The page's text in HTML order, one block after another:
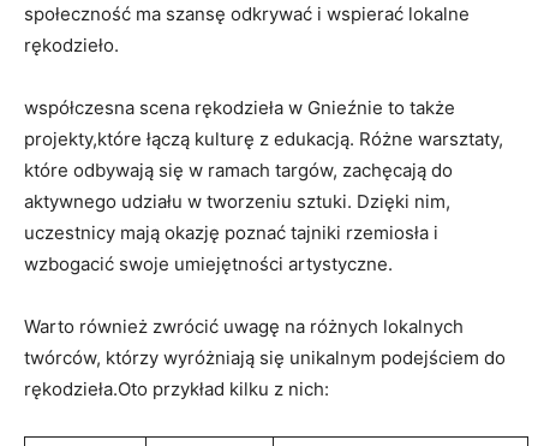
społeczność ma szansę odkrywać i wspierać lokalne
rękodzieło.
współczesna scena rękodzieła w Gnieźnie to także‍
projekty,które łączą​ kulturę z edukacją.‌ Różne warsztaty,‌
które odbywają się w ramach targów, zachęcają do
aktywnego udziału ‍w‌ tworzeniu sztuki. Dzięki ​nim,
uczestnicy mają okazję poznać tajniki rzemiosła i
wzbogacić swoje umiejętności ‍artystyczne.
Warto również zwrócić uwagę na różnych lokalnych
twórców, którzy wyróżniają się unikalnym podejściem do
rękodzieła.Oto przykład‌ kilku z ⁣nich: